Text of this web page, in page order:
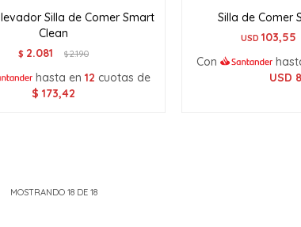
Silla de Comer Smart
Clean
$ 2.081 $2.190
hasta en12 cuotas de
$ 173,42
Silla de Comer
USD 103,55
Con
USD
MOSTRANDO 18 DE 18